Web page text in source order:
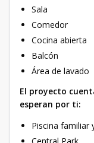
Sala
Comedor
Cocina abierta
Balcón
Área de lavado
El proyecto
esperan por ti:
Piscina familiar